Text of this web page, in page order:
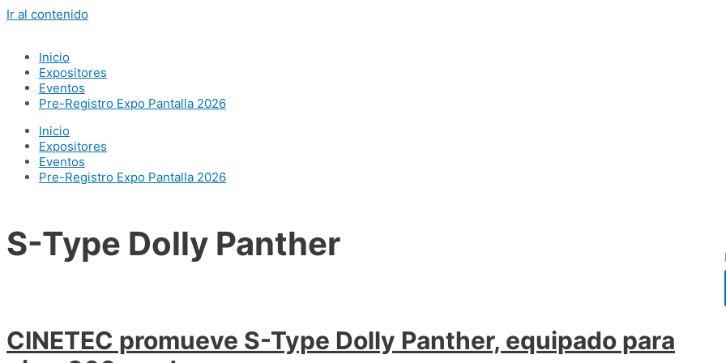
Ir al contenido
Inicio
Expositores
Eventos
Pre-Registro Expo Pantalla 2026
Inicio
Expositores
Eventos
Pre-Registro Expo Pantalla 2026
S-Type Dolly Panther
CINETEC promueve S-Type Dolly Panther, equipado para